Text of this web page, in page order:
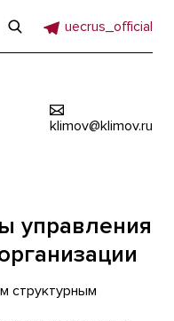
uecrus_official
klimov@klimov.ru
управления
структурным